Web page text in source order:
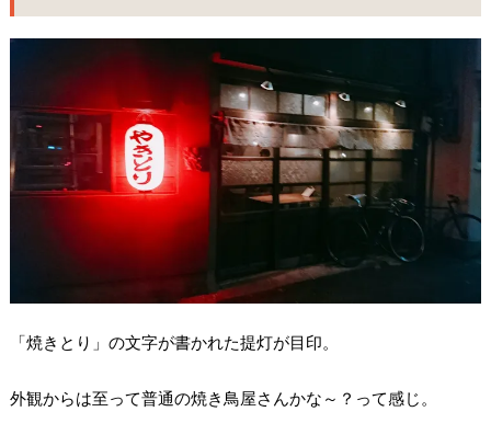
「焼きとり」の文字が書かれた提灯が目印。
外観からは至って普通の焼き鳥屋さんかな～？って感じ。